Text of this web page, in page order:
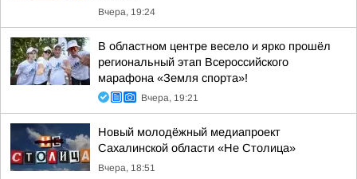
Вчера, 19:24
В областном центре весело и ярко прошёл
региональный этап Всероссийского
марафона «Земля спорта»!
Вчера, 19:21
Новый молодёжный медиапроект
Сахалинской области «Не Столица»
Вчера, 18:51